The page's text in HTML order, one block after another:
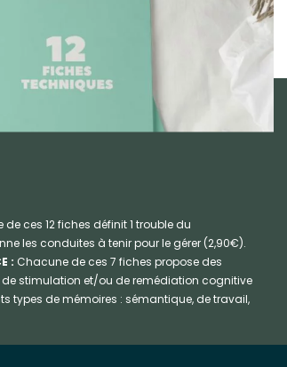
de ces 12 fiches définit 1 trouble du
les conduites à tenir pour le gérer (2,90€).
: Chacune de ces 7 fiches propose des
stimulation et/ou de remédiation cognitive
types de mémoires : sémantique, de travail,